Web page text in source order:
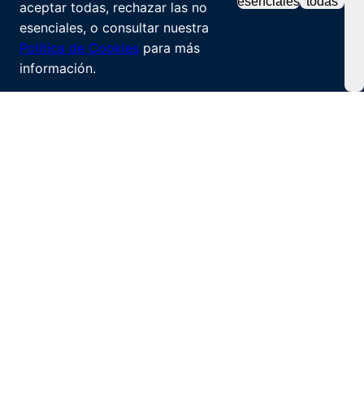
aceptar todas, rechazar las no
esenciales, o consultar nuestra
Política de Cookies para más
información.